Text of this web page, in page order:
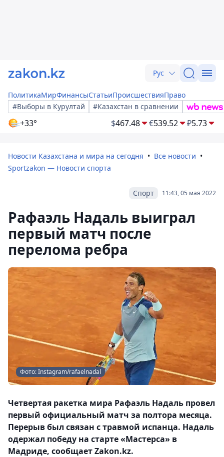
Рус
ПолитикаМирФинансыСтатьиПроисшествияПраво
#Выборы в Курултай
#Казахстан в сравнении
+33° $467.48 €539.52 ₽5.73
Новости Казахстана и мира на сегодня
Все новости
Sportzakon — Новости спорта
11:43, 05 мая 2022
Спорт
Рафаэль Надаль выиграл
первый матч после
перелома ребра
Фото: Instagram/rafaelnadal
Четвертая ракетка мира Рафаэль Надаль провел
первый официальный матч за полтора месяца.
Перерыв был связан с травмой испанца. Надаль
одержал победу на старте «Мастерса» в
Мадриде, сообщает Zakon.kz.